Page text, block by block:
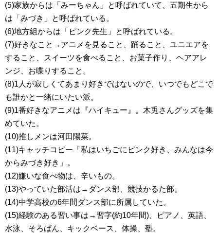
(5)家族からは「みーちゃん」と呼ばれていて、五期生から
は「みづき」と呼ばれている。
(6)地方組からは「ピンク先生」と呼ばれている。
(7)好きなこと→アニメを見ること、踊ること、ユニエアを
すること、スイーツを食べること、お菓子作り、ヘアアレ
ンジ、お喋りすること。
(8)1人が寂しくてあまり好きではないので、いつでもどこで
も誰かと一緒にいたい派。
(9)1番好きなアニメは『ハイキュー』。木兎さんグッズを集
めていた。
(10)推しメンは河田陽菜。
(11)キャッチコピー「私はいちごにピンク好き、みんなは今
からみづき好き」。
(12)嫌いな食べ物は、辛いもの。
(13)やっていた部活は→ダンス部、競技かるた部。
(14)中学高校の6年間ダンス部に所属していた。
(15)経験のある習い事は→習字(約10年間)、ピアノ、英語、
水泳、そろばん、キックベース、体操、塾。